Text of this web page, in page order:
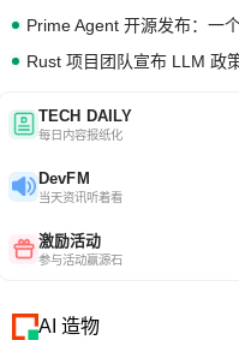
TECH DAILY
每日内容报纸化
DevFM
当天资讯听着看
激励活动
参与活动赢源石
AI 造物